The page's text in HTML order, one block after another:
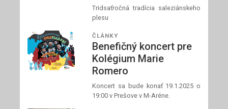
Tridsaťročná tradícia saleziánskeho
plesu
ČLÁNKY
Benefičný koncert pre
Kolégium Marie
Romero
Koncert sa bude konať 19.1.2025 o
19:00 v Prešove v M-Aréne.